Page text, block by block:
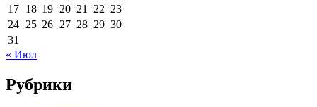
17 18 19 20 21 22 23
24 25 26 27 28 29 30
31
« Июл
Рубрики